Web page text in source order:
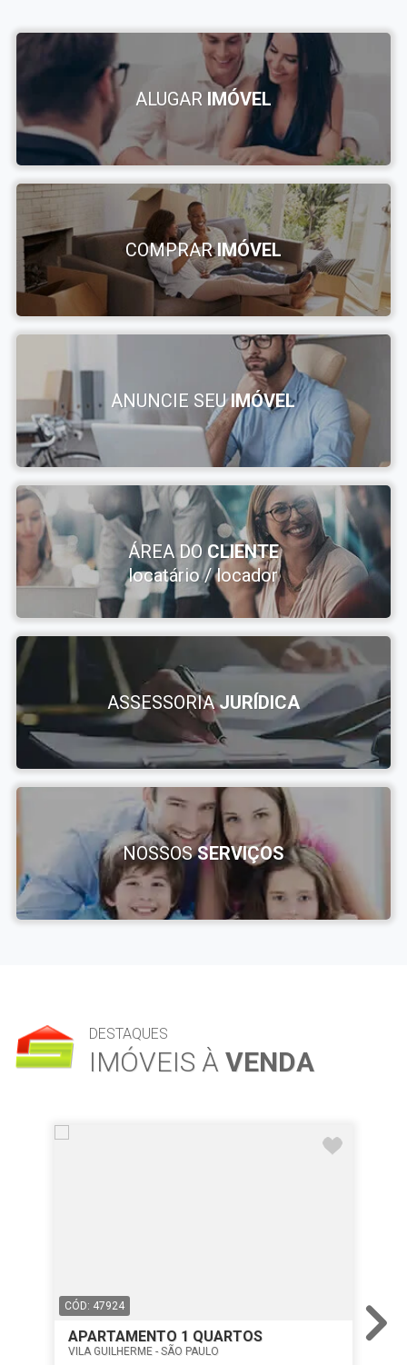
ALUGAR IMÓVEL
COMPRARIMÓVEL
ANUNCIE SEUIMÓVEL
ÁREA DOCLIENTE
locatário / locador
ASSESSORIAJURÍDICA
NOSSOSSERVIÇOS
DESTAQUES
IMÓVEIS ÀVENDA
CÓD: 47924
APARTAMENTO 1 QUARTOS
VILA GUILHERME - SÃO PAULO